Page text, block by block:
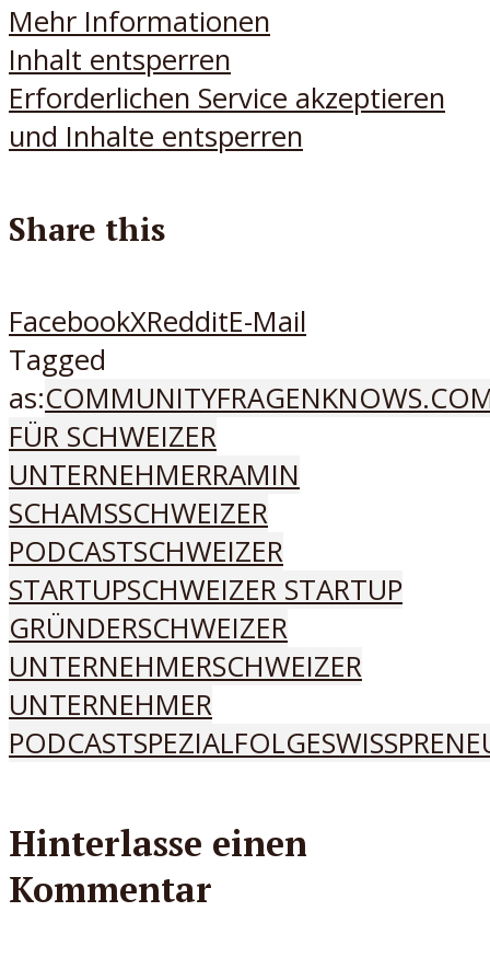
Mehr Informationen
Inhalt entsperren
Erforderlichen Service akzeptieren
und Inhalte entsperren
Share this
FacebookXRedditE-Mail
Tagged
as:COMMUNITYFRAGEN
FÜR SCHWEIZER
UNTERNEHMERRAMIN
SCHAMSSCHWEIZER
PODCASTSCHWEIZER
STARTUPSCHWEIZER STARTUP
GRÜNDERSCHWEIZER
UNTERNEHMERSCHWEIZER
UNTERNEHMER
PODCASTSPEZIALFOLGE
Hinterlasse einen
Kommentar